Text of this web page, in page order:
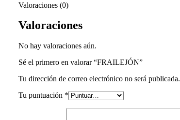
Valoraciones (0)
Valoraciones
No hay valoraciones aún.
Sé el primero en valorar “FRAILEJÓN”
Tu dirección de correo electrónico no será publicada.
Tu puntuación *